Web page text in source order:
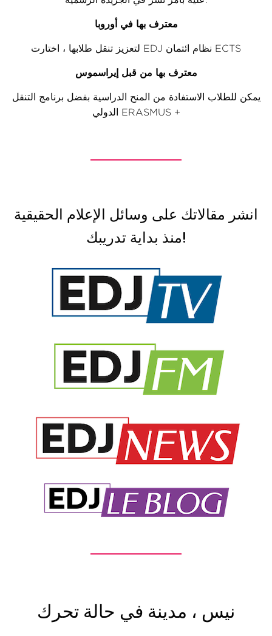
معترف بها في أوروبا
لتعزيز تنقل طلابها ، اختارت EDJ نظام ائتمان ECTS
معترف بها من قبل إيراسموس
يمكن للطلاب الاستفادة من المنح الدراسية بفضل برنامج التنقل
الدولي ERASMUS +
انشر مقالاتك على وسائل الإعلام الحقيقية
منذ بداية تدريبك!
نيس ، مدينة في حالة تحرك